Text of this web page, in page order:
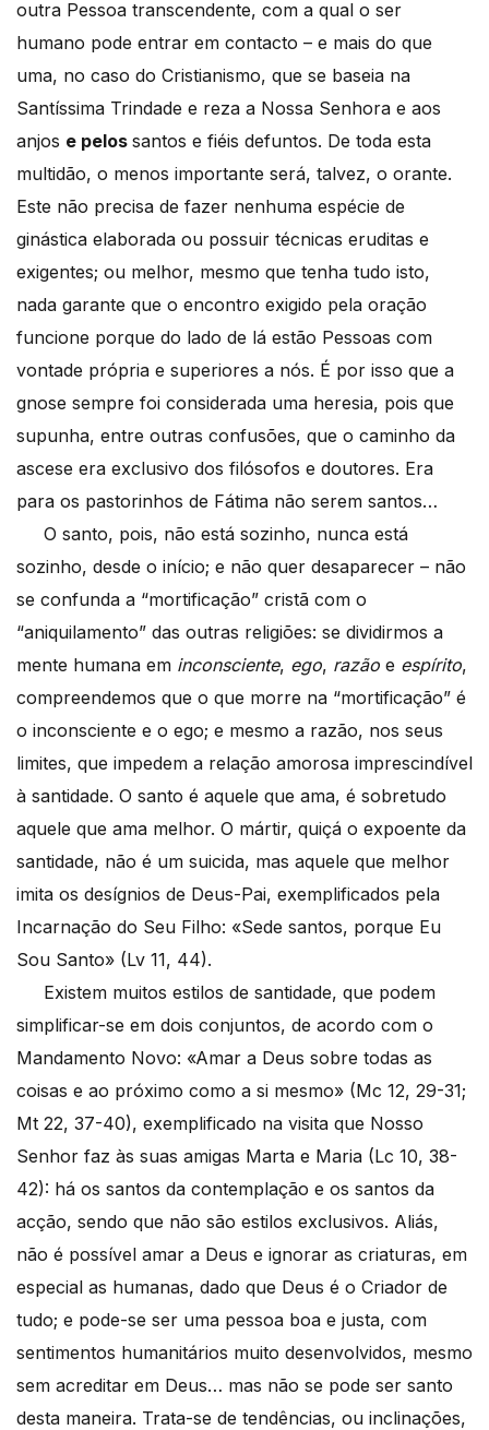
outra Pessoa transcendente, com a qual o ser
humano pode entrar em contacto – e mais do que
uma, no caso do Cristianismo, que se baseia na
Santíssima Trindade e reza a Nossa Senhora e aos
anjos e pelos santos e fiéis defuntos. De toda esta
multidão, o menos importante será, talvez, o orante.
Este não precisa de fazer nenhuma espécie de
ginástica elaborada ou possuir técnicas eruditas e
exigentes; ou melhor, mesmo que tenha tudo isto,
nada garante que o encontro exigido pela oração
funcione porque do lado de lá estão Pessoas com
vontade própria e superiores a nós. É por isso que a
gnose sempre foi considerada uma heresia, pois que
supunha, entre outras confusões, que o caminho da
ascese era exclusivo dos filósofos e doutores. Era
para os pastorinhos de Fátima não serem santos…
O santo, pois, não está sozinho, nunca está
sozinho, desde o início; e não quer desaparecer – não
se confunda a “mortificação” cristã com o
“aniquilamento” das outras religiões: se dividirmos a
mente humana em inconsciente, ego, razão e espírito,
compreendemos que o que morre na “mortificação” é
o inconsciente e o ego; e mesmo a razão, nos seus
limites, que impedem a relação amorosa imprescindível
à santidade. O santo é aquele que ama, é sobretudo
aquele que ama melhor. O mártir, quiçá o expoente da
santidade, não é um suicida, mas aquele que melhor
imita os desígnios de Deus-Pai, exemplificados pela
Incarnação do Seu Filho: «Sede santos, porque Eu
Sou Santo» (Lv 11, 44).
Existem muitos estilos de santidade, que podem
simplificar-se em dois conjuntos, de acordo com o
Mandamento Novo: «Amar a Deus sobre todas as
coisas e ao próximo como a si mesmo» (Mc 12, 29-31;
Mt 22, 37-40), exemplificado na visita que Nosso
Senhor faz às suas amigas Marta e Maria (Lc 10, 38-
42): há os santos da contemplação e os santos da
acção, sendo que não são estilos exclusivos. Aliás,
não é possível amar a Deus e ignorar as criaturas, em
especial as humanas, dado que Deus é o Criador de
tudo; e pode-se ser uma pessoa boa e justa, com
sentimentos humanitários muito desenvolvidos, mesmo
sem acreditar em Deus… mas não se pode ser santo
desta maneira. Trata-se de tendências, ou inclinações,